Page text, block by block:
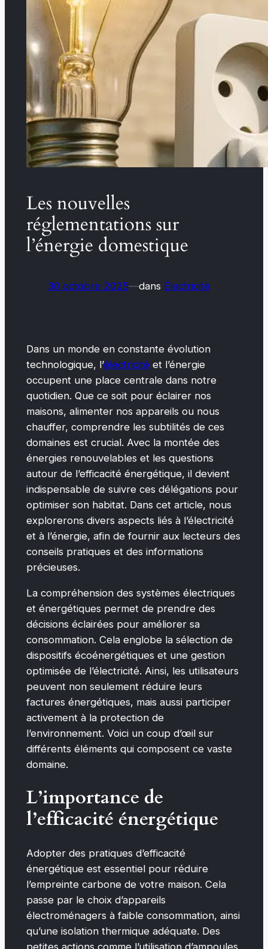
Les nouvelles
réglementations sur
l’énergie domestique
30 octobre 2025—dans Électricité
Dans un monde en constante évolution
technologique, l’électricité et l’énergie
occupent une place centrale dans notre
quotidien. Que ce soit pour éclairer nos
maisons, alimenter nos appareils ou nous
chauffer, comprendre les subtilités de ces
domaines est crucial. Avec la montée des
énergies renouvelables et les questions
autour de l’efficacité énergétique, il devient
indispensable de suivre ces délégations pour
optimiser son habitat. Dans cet article, nous
explorerons divers aspects liés à l’électricité
et à l’énergie, afin de fournir aux lecteurs des
conseils pratiques et des informations
précieuses.
La compréhension des systèmes électriques
et énergétiques permet de prendre des
décisions éclairées pour améliorer sa
consommation. Cela englobe la sélection de
dispositifs écoénergétiques et une gestion
optimisée de l’électricité. Ainsi, les utilisateurs
peuvent non seulement réduire leurs
factures énergétiques, mais aussi participer
activement à la protection de
l’environnement. Voici un coup d’œil sur
différents éléments qui composent ce vaste
domaine.
L’importance de
l’efficacité énergétique
Adopter des pratiques d’efficacité
énergétique est essentiel pour réduire
l’empreinte carbone de votre maison. Cela
passe par le choix d’appareils
électroménagers à faible consommation, ainsi
qu’une isolation thermique adéquate. Des